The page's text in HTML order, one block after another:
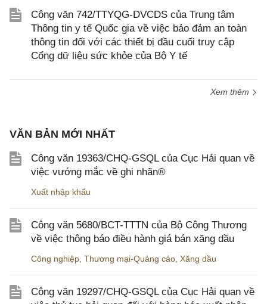
Công văn 742/TTYQG-DVCDS của Trung tâm
Thông tin y tế Quốc gia về việc bảo đảm an toàn
thông tin đối với các thiết bị đầu cuối truy cập
Cổng dữ liệu sức khỏe của Bộ Y tế
Xem thêm
VĂN BẢN MỚI NHẤT
Công văn 19363/CHQ-GSQL của Cục Hải quan về
việc vướng mắc về ghi nhãn®
Xuất nhập khẩu
Công văn 5680/BCT-TTTN của Bộ Công Thương
về việc thông báo điều hành giá bán xăng dầu
Công nghiệp Thương mại-Quảng cáo Xăng dầu
Công văn 19297/CHQ-GSQL của Cục Hải quan về